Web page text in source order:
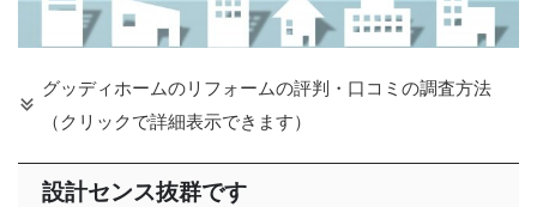
グッディホームのリフォームの評判・口コミの調査方法
（クリックで詳細表示できます）
設計センス抜群です